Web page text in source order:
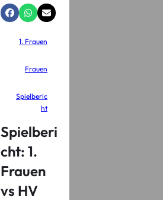
1. Frauen
Frauen
Spielberic
ht
Spielberi
cht: 1.
Frauen
vs HV